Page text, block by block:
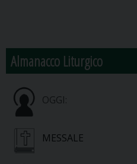
Almanacco Liturgico
OGGI:
MESSALE